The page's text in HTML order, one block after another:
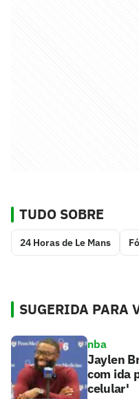
TUDO SOBRE
24 Horas de Le Mans
SUGERIDA PARA
nba
Jaylen
com ida
celular'